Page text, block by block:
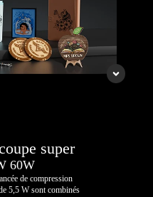
super
60W
de compression
5,5 W sont combinés